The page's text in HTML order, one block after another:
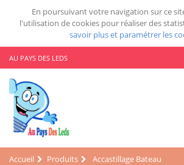
En poursuivant votre navigation sur ce
l'utilisation de cookies pour réaliser des
savoir plus et paramétrer les
AU PAYS DES LEDS
Accueil Produits
Accastillage Bateau